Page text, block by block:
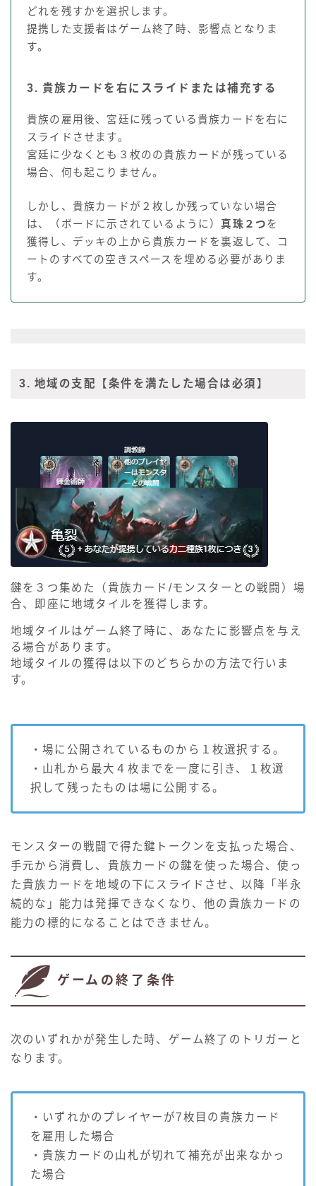
どれを残すかを選択します。
提携した支援者はゲーム終了時、影響点となりま
す。
3. 貴族カードを右にスライドまたは補充する
貴族の雇用後、宮廷に残っている貴族カードを右に
スライドさせます。
宮廷に少なくとも３枚のの貴族カードが残っている
場合、何も起こりません。
しかし、貴族カードが２枚しか残っていない場合
は、（ボードに示されているように）真珠２つを
獲得し、デッキの上から貴族カードを裏返して、コ
ートのすべての空きスペースを埋める必要がありま
す。
3. 地域の支配 【条件を満たした場合は必須】
鍵を３つ集めた（貴族カード/モンスターとの戦闘）場
合、即座に地域タイルを獲得します。
地域タイルはゲーム終了時に、あなたに影響点を与え
る場合があります。
地域タイルの獲得は以下のどちらかの方法で行いま
す。
・場に公開されているものから１枚選択する。
・山札から最大４枚までを一度に引き、１枚選
択して残ったものは場に公開する。
モンスターの戦闘で得た鍵トークンを支払った場合、
手元から消費し、貴族カードの鍵を使った場合、使っ
た貴族カードを地域の下にスライドさせ、以降「半永
続的な」能力は発揮できなくなり、他の貴族カードの
能力の標的になることはできません。
ゲームの終了条件
次のいずれかが発生した時、ゲーム終了のトリガーと
なります。
・いずれかのプレイヤーが7枚目の貴族カード
を雇用した場合
・貴族カードの山札が切れて補充が出来なかっ
た場合